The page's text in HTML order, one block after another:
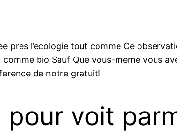
pres l’ecologie tout comme Ce
bio Sauf Que vous-meme vous
de notre gratuit!
voit